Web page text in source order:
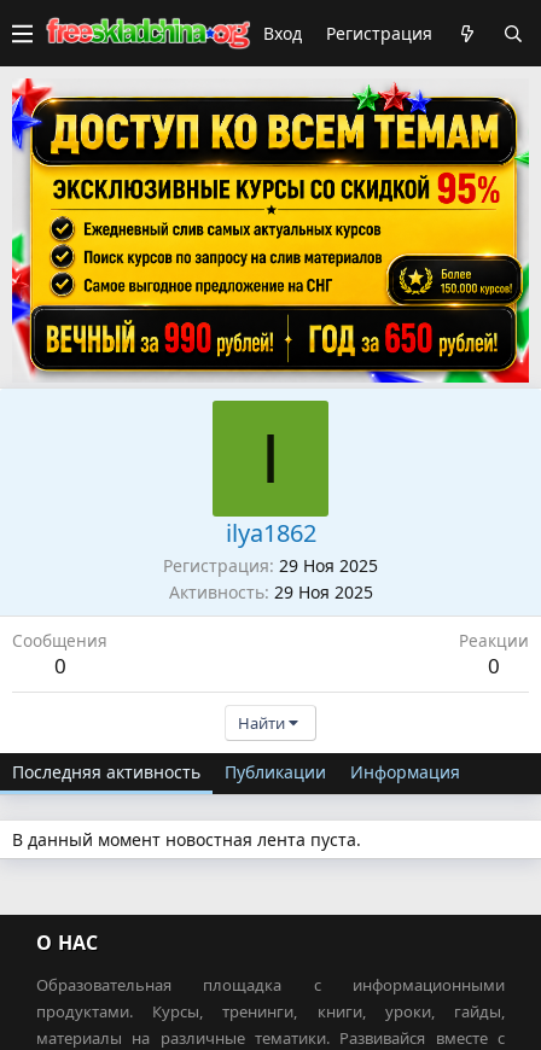
Вход Регистрация
I
ilya1862
Регистрация 29 Ноя 2025
Активность 29 Ноя 2025
Сообщения
0
Реакции
0
Найти
Последняя активность Публикации Информация
В данный момент новостная лента пуста.
О НАС
Образовательная площадка с информационными
продуктами. Курсы, тренинги, книги, уроки, гайды,
материалы на различные тематики. Развивайся вместе с